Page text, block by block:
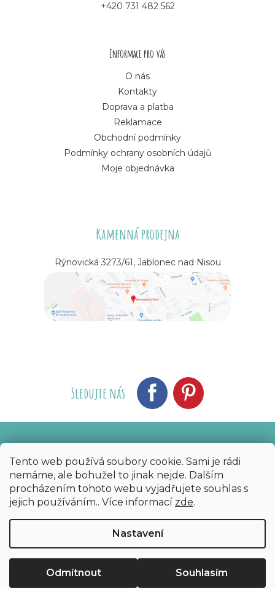
Tento web používá soubory cookie. Sami je rádi
nemáme, ale bohužel to jinak nejde. Dalším
procházením tohoto webu vyjadřujete souhlas s
jejich používáním.. Více informací zde.
Nastavení
Odmítnout Souhlasím
+420 731 482 562
Informace pro vás
O nás
Kontakty
Doprava a platba
Reklamace
Obchodní podmínky
Podmínky ochrany osobních údajů
Moje objednávka
Kamenná prodejna
Rýnovická 3273/61, Jablonec nad Nisou
Sledujte nás
Copyright 2026 Bijoux Components - Svět
korálků. Všechna práva vyhrazena.
Sleva 50 Kč na první nákup?​ Ano Ne